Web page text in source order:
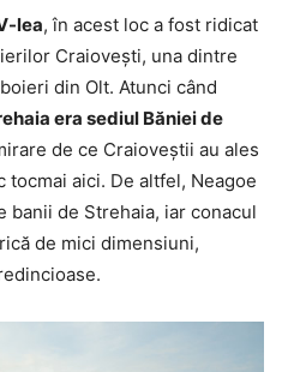
lea, în acest loc a fost ridicat
Craiovești, una dintre
din Olt. Atunci când
era sediul Băniei de
de ce Craioveștii au ales
tocmai aici. De altfel, Neagoe
banii de Strehaia, iar conacul
de mici dimensiuni,